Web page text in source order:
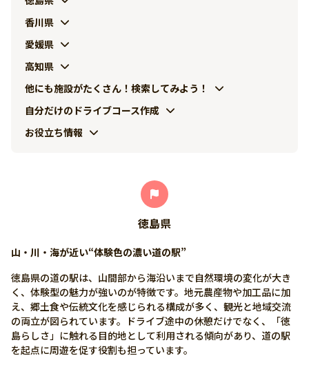
香川県
愛媛県
高知県
他にも施設がたくさん！検索してみよう！
自分だけのドライブコース作成
お役立ち情報
徳島県
山・川・海が近い“体験色の濃い道の駅”
徳島県の道の駅は、山間部から海沿いまで自然環境の変化が大き
く、体験型の魅力が強いのが特徴です。地元農産物や加工品に加
え、郷土食や伝統文化を感じられる構成が多く、観光と地域交流
の両立が図られています。ドライブ途中の休憩だけでなく、「徳
島らしさ」に触れる目的地として利用される傾向があり、道の駅
を起点に周遊を促す役割も担っています。